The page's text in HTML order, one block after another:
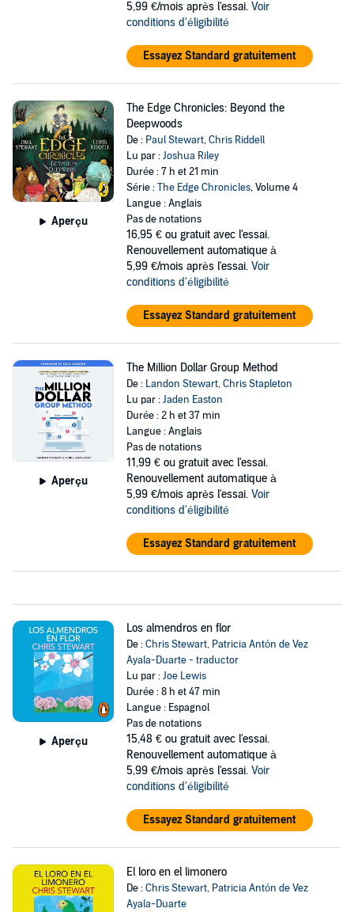
5,99 €/mois après l'essai. Voir
conditions d'éligibilité
Essayez Standard gratuitement
Aperçu
The Edge Chronicles: Beyond the
Deepwoods
De : Paul Stewart,Chris Riddell
Lu par :Joshua Riley
Durée : 7 h et 21 min
Série :The Edge Chronicles, Volume 4
Langue : Anglais
Pas de notations
16,95 € ou gratuit avec l'essai.
Renouvellement automatique à
5,99 €/mois après l'essai. Voir
conditions d'éligibilité
Essayez Standard gratuitement
Aperçu
The Million Dollar Group Method
De : Landon Stewart,Chris Stapleton
Lu par :Jaden Easton
Durée : 2 h et 37 min
Langue : Anglais
Pas de notations
11,99 € ou gratuit avec l'essai.
Renouvellement automatique à
5,99 €/mois après l'essai. Voir
conditions d'éligibilité
Essayez Standard gratuitement
Aperçu
Los almendros en flor
De :Chris Stewart, Patricia Antón de Vez
Ayala-Duarte - traductor
Lu par :Joe Lewis
Durée : 8 h et 47 min
Langue : Espagnol
Pas de notations
15,48 € ou gratuit avec l'essai.
Renouvellement automatique à
5,99 €/mois après l'essai. Voir
conditions d'éligibilité
Essayez Standard gratuitement
El loro en el limonero
De :Chris Stewart, Patricia Antón de Vez
Ayala-Duarte